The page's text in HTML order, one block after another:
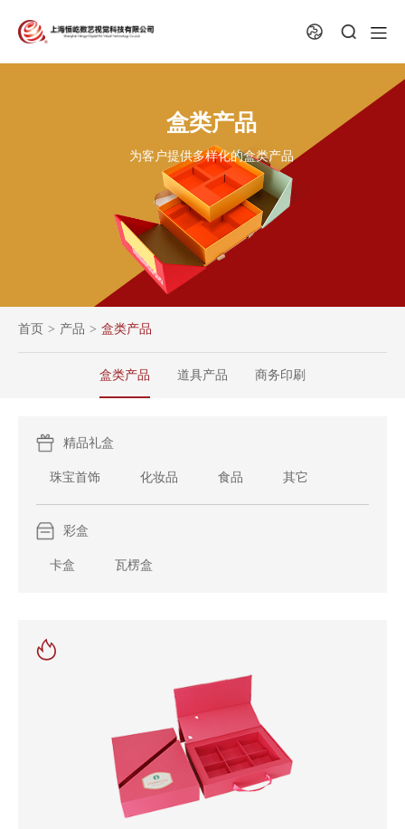
盒类产品
为客户提供多样化的盒类产品
首页 > 产品 > 盒类产品
盒类产品 道具产品 商务印刷
精品礼盒
珠宝首饰 化妆品 食品 其它
彩盒
卡盒 瓦楞盒